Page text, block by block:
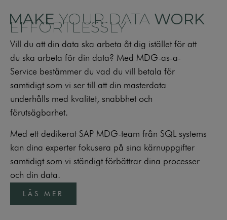
MAKEYOUR DATA WORK
EFFORTLESSLY
Vill du att din data ska arbeta åt dig istället för att
du ska arbeta för din data? Med MDG-as-a-
Service bestämmer du vad du vill betala för
samtidigt som vi ser till att din masterdata
underhålls med kvalitet, snabbhet och
förutsägbarhet.
Med ett dedikerat SAP MDG-team från SQL systems
kan dina experter fokusera på sina kärnuppgifter
samtidigt som vi ständigt förbättrar dina processer
och din data.
LÄS MER